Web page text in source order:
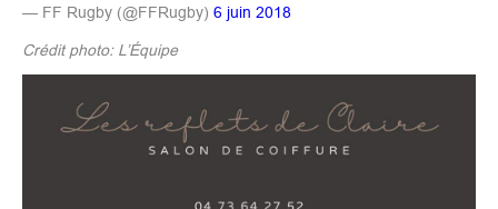
— FF Rugby (@FFRugby) 6 juin 2018
Crédit photo: L’Équipe